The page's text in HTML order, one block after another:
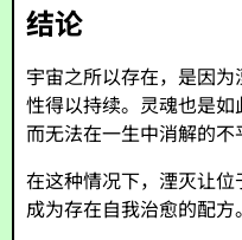
结论
宇宙之所以存在，是因
性得以持续。灵魂也是
而无法在一生中消解的不
在这种情况下，湮灭让
成为存在自我治愈的配方。